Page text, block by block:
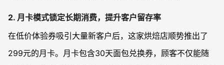
2. 月卡模式锁定长期消费，提升客户留存率
在低价体验券吸引大量新客户后，这家烘焙店顺势推出了
299元的月卡。月卡包含30天面包兑换券，顾客不仅能随